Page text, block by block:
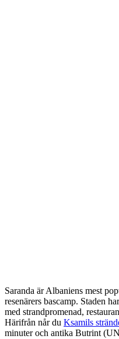
Saranda är Albaniens mest
resenärers bascamp. Staden
med strandpromenad,
Härifrån når du Ksamils
minuter och antika Butrint